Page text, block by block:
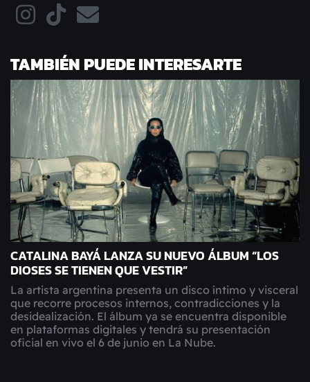
TAMBIÉN PUEDE INTERESARTE
CATALINA BAYÁ LANZA SU NUEVO ÁLBUM “LOS
DIOSES SE TIENEN QUE VESTIR”
La artista argentina presenta un disco íntimo y visceral
que recorre procesos internos, contradicciones y la
desidealización. El álbum ya se encuentra disponible
en plataformas digitales y tendrá su presentación
oficial en vivo el 6 de junio en La Nube.